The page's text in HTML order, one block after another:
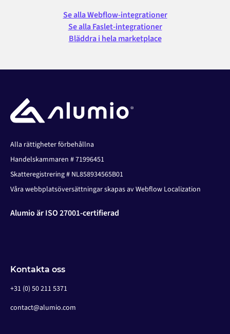
Se alla Webflow-integrationer
Se alla Faslet-integrationer
Bläddra i hela marketplace
Alla rättigheter förbehållna
Handelskammaren # 71996451
Skatteregistrering # NL858934565B01
Våra webbplatsöversättningar skapas av Webflow Localization
Alumio är ISO 27001-certifierad
Kontakta oss
+31 (0) 50 211 5371
contact@alumio.com